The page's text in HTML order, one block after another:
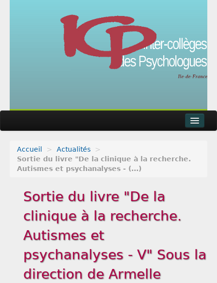
Actualités
Articles
Métier
Liens
Accueil > Actualités
>
Sortie du livre "De la clinique à la recherche.
Autismes et psychanalyses - (...)
Sortie du livre "De la
clinique à la recherche.
Autismes et
psychanalyses - V" Sous la
direction de Armelle